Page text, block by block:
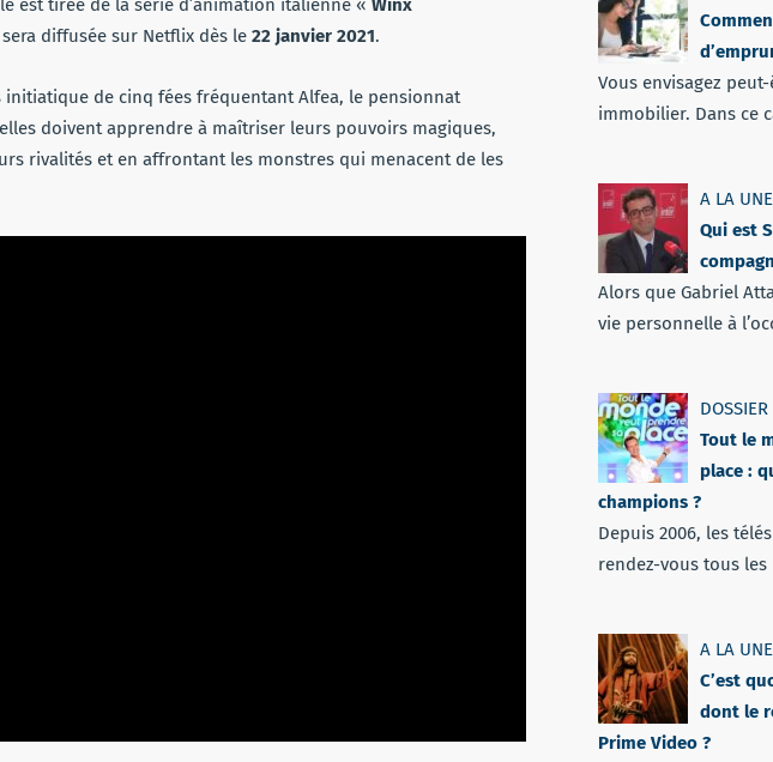
diffusée sur Netflix dès le 22 janvier 2021.
initiatique de cinq fées fréquentant Alfea, le pensionnat
doivent apprendre à maîtriser leurs pouvoirs magiques,
rivalités et en affrontant les monstres qui menacent de les
Vous envisagez
immobilier. Dans ce
A LA UNE
Qui est
Alors que Gabriel
vie personnelle à
Tout le
place :
champions ?
Depuis 2006, les
rendez-vous tous les
A LA UNE
C’est
dont le
Prime Video ?